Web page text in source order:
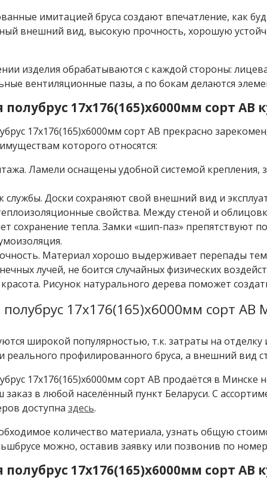
имитацией бруса создают впечатление, как
внешний вид, высокую прочность, хорошую
изделия обрабатываются с каждой стороны:
вентиляционные пазы, а по бокам делаются
17x176(165)x6000мм сорт АВ
17x176(165)x6000мм сорт АВ прекрасно
которого относятся:
Ламели оснащены удобной системой крепления,
службы. Доски сохраняют свой внешний вид и
свойства. Между стеной и
сохранение тепла. Замки «шип-паз» препятствуют
Материал хорошо выдерживает перепады
лучей, не боится случайных физических
Рисунок натурального дерева поможет
17x176(165)x6000мм сорт АВ
широкой популярностью, т.к. затраты на
реального профилированного бруса, а внешний вид
17x176(165)x6000мм сорт АВ продаётся в
заказ в любой населённый пункт Беларуси. С
доступна здесь.
количество материала, узнать общую
можно, оставив заявку или позвонив по
17x176(165)x6000мм сорт АВ